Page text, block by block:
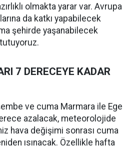
olmakta yarar var. Avrupa
da katkı yapabilecek
şehirde yaşanabilecek
tutuyoruz.
7 DERECEYE KADAR
ve cuma Marmara ile Ege
azalacak, meteorolojide
hava değişimi sonrası cuma
ısınacak. Özellikle hafta